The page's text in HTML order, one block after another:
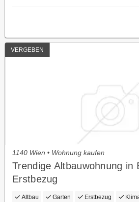
VERGEBEN
1140 Wien • Wohnung kaufen
Trendige Altbauwohnung in
Erstbezug
Altbau Garten Erstbezug